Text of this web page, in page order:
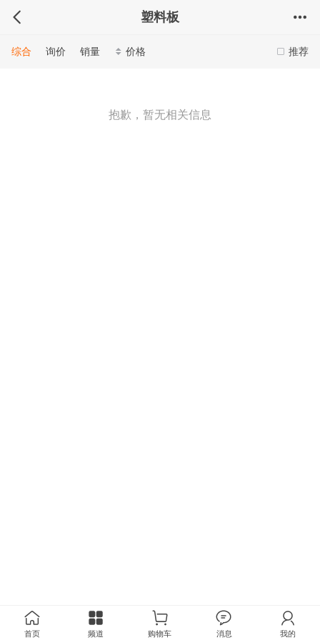
塑料板
推荐
综合 询价 销量 价格
抱歉，暂无相关信息
首页 频道 购物车 消息 我的